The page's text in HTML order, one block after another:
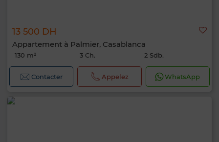
13 500 DH
Appartement à Palmier, Casablanca
130 m² 3 Ch. 2 Sdb.
Contacter Appelez WhatsApp